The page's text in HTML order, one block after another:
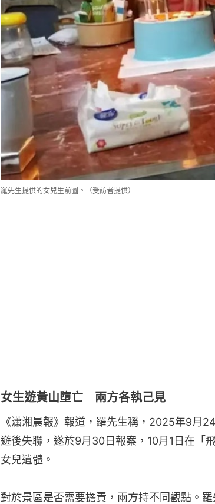
羅先生提供的女兒生前圖。（受訪者提供）
女生遊黃山墮亡 兩方各執己見
《瀟湘晨報》報道，羅先生稱，2025年9月
遊後失聯，遂於9月30日報案，10月1日在「
女兒遺體。
對於景區是否需要擔責，兩方持不同觀點。